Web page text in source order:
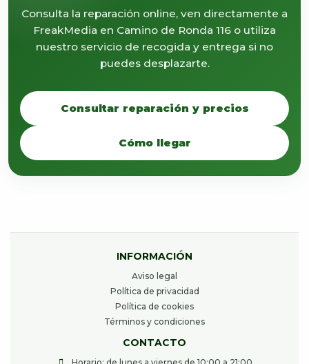
Consulta la reparación online, ven directamente a
FreakMedia en Camino de Ronda 116 o utiliza
nuestro servicio de recogida y entrega si no
puedes desplazarte.
Consultar reparación y precios
Cómo llegar
INFORMACIÓN
Aviso legal
Política de privacidad
Política de cookies
Términos y condiciones
CONTACTO